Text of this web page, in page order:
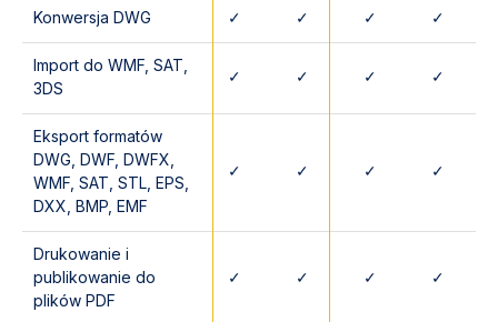
Konwersja DWG ✓ ✓ ✓ ✓
Import do WMF, SAT,
3DS
✓ ✓ ✓ ✓
Eksport formatów
DWG, DWF, DWFX,
WMF, SAT, STL, EPS,
DXX, BMP, EMF
✓ ✓ ✓ ✓
Drukowanie i
publikowanie do
plików PDF
✓ ✓ ✓ ✓